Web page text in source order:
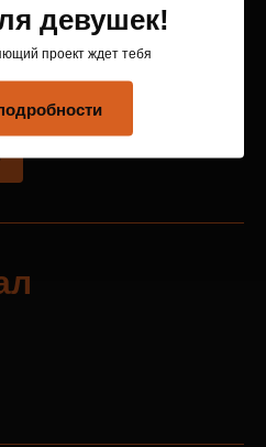
девушек!
проект ждет тебя
тренировки